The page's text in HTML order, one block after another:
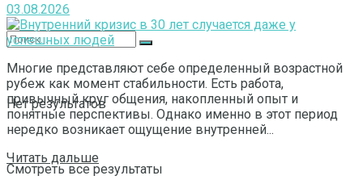
Нет результатов
Смотреть все результаты
03.08.2026
Многие представляют себе определенный возрастной
рубеж как момент стабильности. Есть работа,
привычный круг общения, накопленный опыт и
понятные перспективы. Однако именно в этот период
нередко возникает ощущение внутренней...
Читать дальше